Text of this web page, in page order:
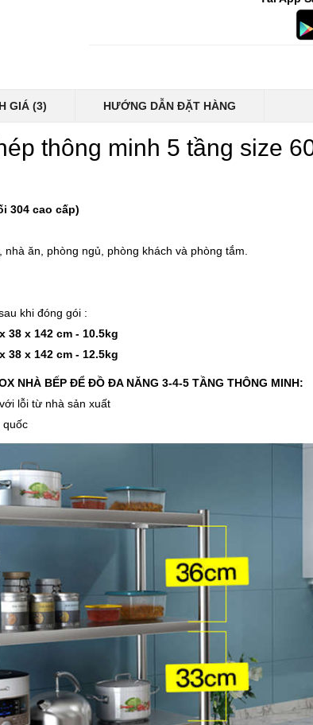
GIÁ (3) HƯỚNG DẪN ĐẶT HÀNG
thông minh 5 tầng size
304 cao cấp)
ăn, phòng ngủ, phòng khách và phòng tắm.
khi đóng gói :
38 x 142 cm - 10.5kg
38 x 142 cm - 12.5kg
NHÀ BẾP ĐỂ ĐỒ ĐA NĂNG 3-4-5 TẦNG THÔNG MINH:
lỗi từ nhà sản xuất
quốc
Bồn ngâm chân massage
-37%
189.000 ₫
24.5cm Kalpen KN..